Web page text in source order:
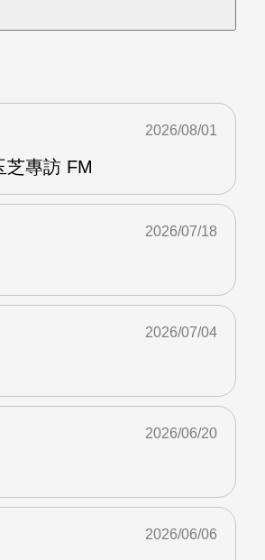
芝專訪 FM
2026/08/01
2026/07/18
2026/07/04
2026/06/20
2026/06/06